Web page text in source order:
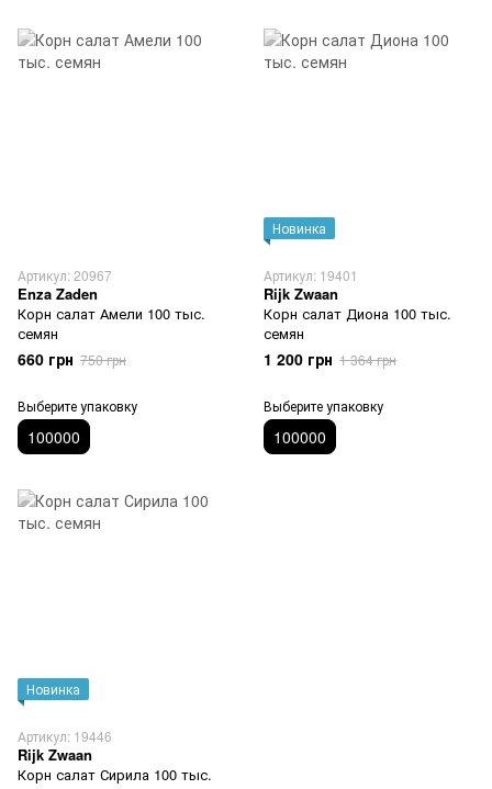
Артикул: 20967
Enza Zaden
Корн салат Амели 100 тыс.
семян
660 грн 750 грн
Выберите упаковку
100000
Новинка
Артикул: 19401
Rijk Zwaan
Корн салат Диона 100 тыс.
семян
1 200 грн 1 364 грн
Выберите упаковку
100000
Новинка
Артикул: 19446
Rijk Zwaan
Корн салат Сирила 100 тыс.